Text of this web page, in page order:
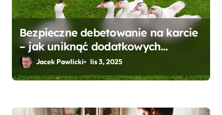
Bezpieczne debetowanie na karcie
– jak uniknąć dodatkowych
kosztów i opłat?
Jacek Pawlicki lis 3, 2025